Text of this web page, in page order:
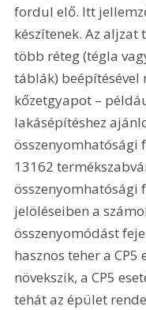
fordul elő. Itt
készítenek. Az
több réteg (tégla
táblák) beépítésével
kőzetgyapot –
lakásépítéshez
összenyomhatósági
13162
összenyomhatósági
jelöléseiben a
összenyomódást
hasznos teher a
növekszik, a CP5
tehát az épület